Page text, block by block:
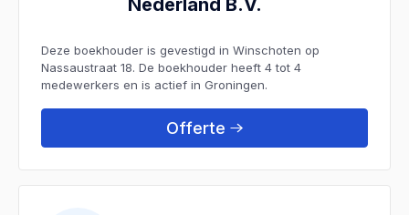
Deze boekhouder is gevestigd in Winschoten op
Nassaustraat 18. De boekhouder heeft 4 tot 4
medewerkers en is actief in Groningen.
Offerte